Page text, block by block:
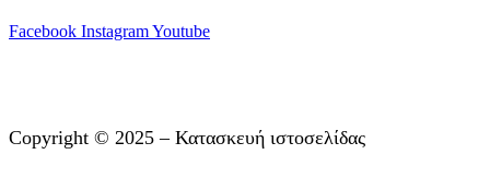
Facebook InstagramYoutube
Copyright © 2025 – Κατασκευή ιστοσελίδας